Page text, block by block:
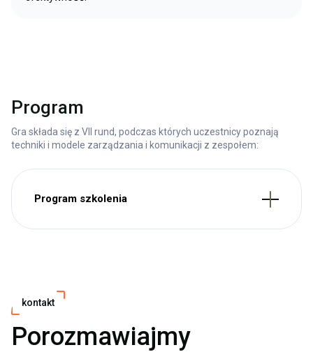
Program
Gra składa się z VII rund, podczas których uczestnicy poznają
techniki i modele zarządzania i komunikacji z zespołem:
Program szkolenia
kontakt
Porozmawiajmy